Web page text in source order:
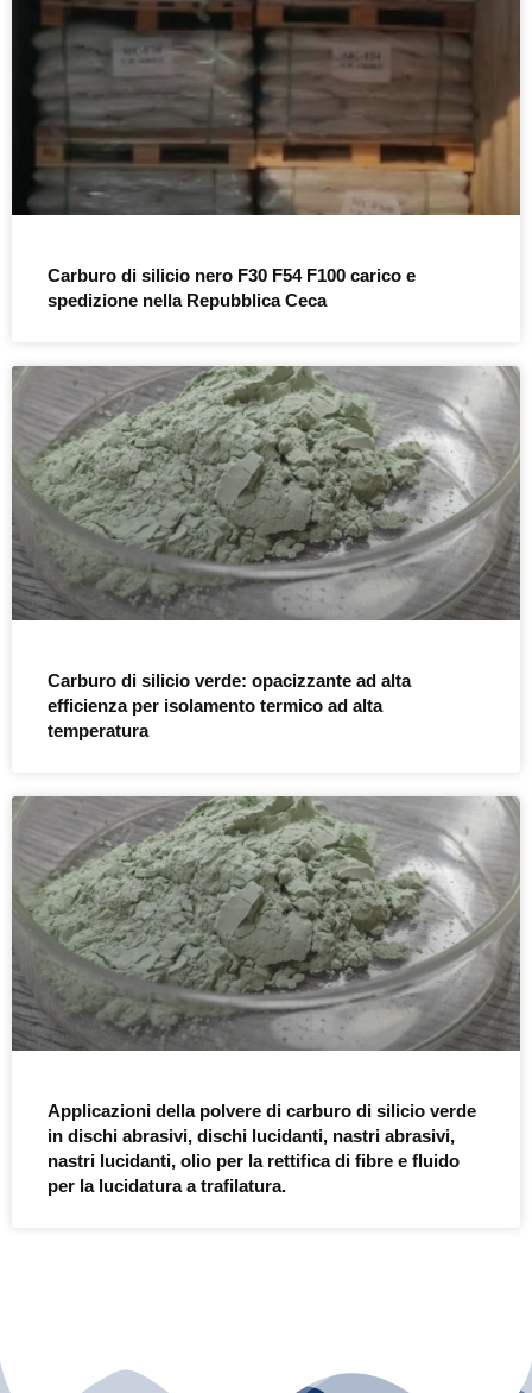
Carburo di silicio nero F30 F54 F100 carico e
spedizione nella Repubblica Ceca
Carburo di silicio verde: opacizzante ad alta
efficienza per isolamento termico ad alta
temperatura
Applicazioni della polvere di carburo di silicio verde
in dischi abrasivi, dischi lucidanti, nastri abrasivi,
nastri lucidanti, olio per la rettifica di fibre e fluido
per la lucidatura a trafilatura.